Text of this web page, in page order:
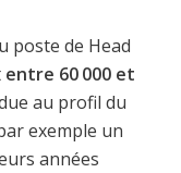
poste de Head
entre 60 000 et
au profil du
exemple un
années